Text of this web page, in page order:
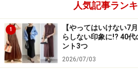
るニットや、オーバーサイズの
ると、カジュアルになりすぎる
締めてくれて大人っぽい印象に
ギャザーの入ったブラウスや小花
イテムと合わせても甘くなりすぎ
人気記事ラン
1
【やってはいけない7
らしない印象に!? 40
ント3つ
2026/07/03